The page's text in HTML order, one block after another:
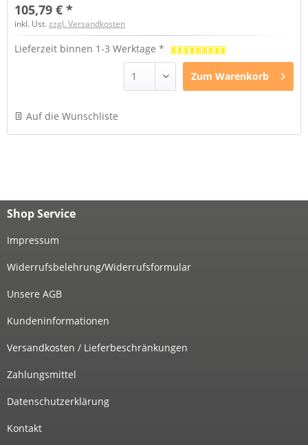
105,79 € *
inkl. Ust.zzgl. Versandkosten
Lieferzeit binnen 1-3 Werktage *
Zum Warenkorb
Auf die Wunschliste
Shop Service
Impressum
Widerrufsbelehrung/Widerrufsformular
Unsere AGB
Kundeninformationen
Versandkosten / Lieferbeschränkungen
Zahlungsmittel
Datenschutzerklärung
Kontakt